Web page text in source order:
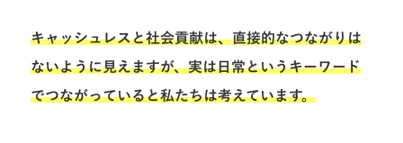
キャッシュレスと社会貢献は、直接的なつながりは
ないように見えますが、実は日常というキーワード
でつながっていると私たちは考えています。